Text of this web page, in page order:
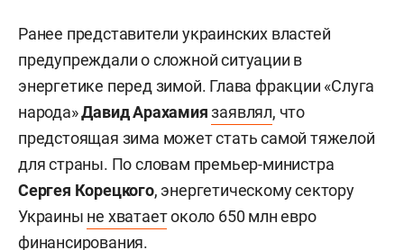
Ранее представители украинских властей
предупреждали о сложной ситуации в
энергетике перед зимой. Глава фракции «Слуга
народа»Давид Арахамия заявлял, что
предстоящая зима может стать самой тяжелой
для страны. По словам премьер-министра
Сергея Корецкого, энергетическому сектору
Украины не хватаетоколо 650 млн евро
финансирования.